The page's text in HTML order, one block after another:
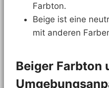
Farbton.
Beige ist eine
mit anderen
Beiger Farbton